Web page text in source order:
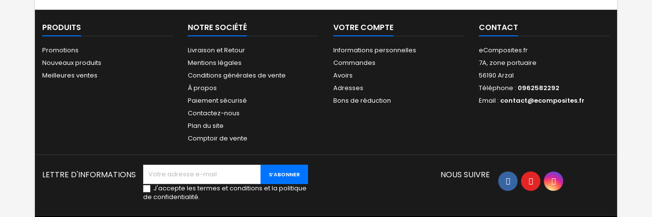
Couleurs : blanc, noir,
durablement la surface
stratification polyester. ⚙️
PRODUITS
Promotions
Nouveaux produits
Meilleures ventes
NOTRE SOCIÉTÉ
Livraison et Retour
Mentions légales
Conditions générales de vente
À propos
Paiement sécurisé
Contactez-nous
Plan du site
Comptoir de vente
VOTRE COMPTE
Informations personnelles
Commandes
Avoirs
Adresses
Bons de réduction
CONTACT
eComposites.fr
7A, zone portuaire
56190 Arzal
Téléphone : 0962582292
Email : contact@ecomposites.fr
LETTRE D'INFORMATIONS
J'accepte les termes et conditions et la politique
de confidentialité.
NOUS SUIVRE